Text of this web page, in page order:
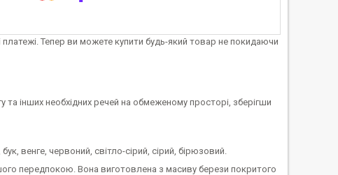
платежі. Тепер ви можете купити будь-який товар не покидаючи
та інших необхідних речей на обмеженому просторі, зберігши
венге, червоний, світло-сірий, сірий, бірюзовий.
передпокою. Вона виготовлена ​​з масиву берези покритого